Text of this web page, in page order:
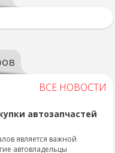
ВСЕ НОВОСТИ
автозапчастей
является важной
автовладельцы